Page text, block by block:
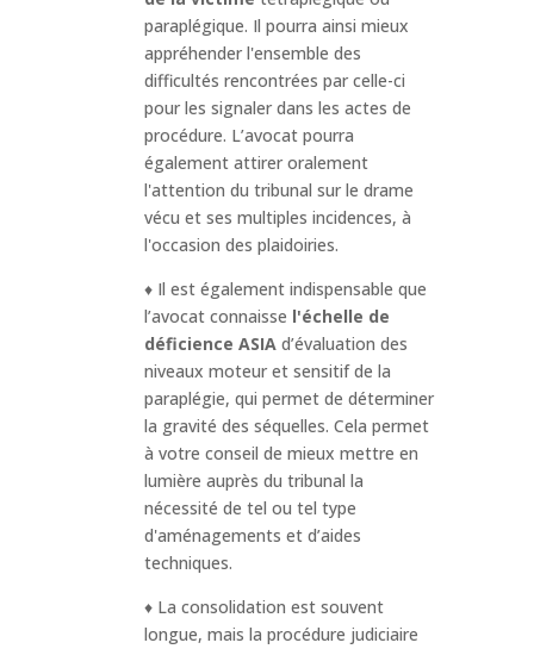
paraplégique. Il pourra ainsi mieux
appréhender l'ensemble des
difficultés rencontrées par celle-ci
pour les signaler dans les actes de
procédure. L’avocat pourra
également attirer oralement
l'attention du tribunal sur le drame
vécu et ses multiples incidences, à
l'occasion des plaidoiries.
♦ Il est également indispensable que
l’avocat connaisse l'échelle de
déficience ASIAd’évaluation des
niveaux moteur et sensitif de la
paraplégie, qui permet de déterminer
la gravité des séquelles. Cela permet
à votre conseil de mieux mettre en
lumière auprès du tribunal la
nécessité de tel ou tel type
d'aménagements et d’aides
techniques.
♦ La consolidation est souvent
longue, mais la procédure judiciaire